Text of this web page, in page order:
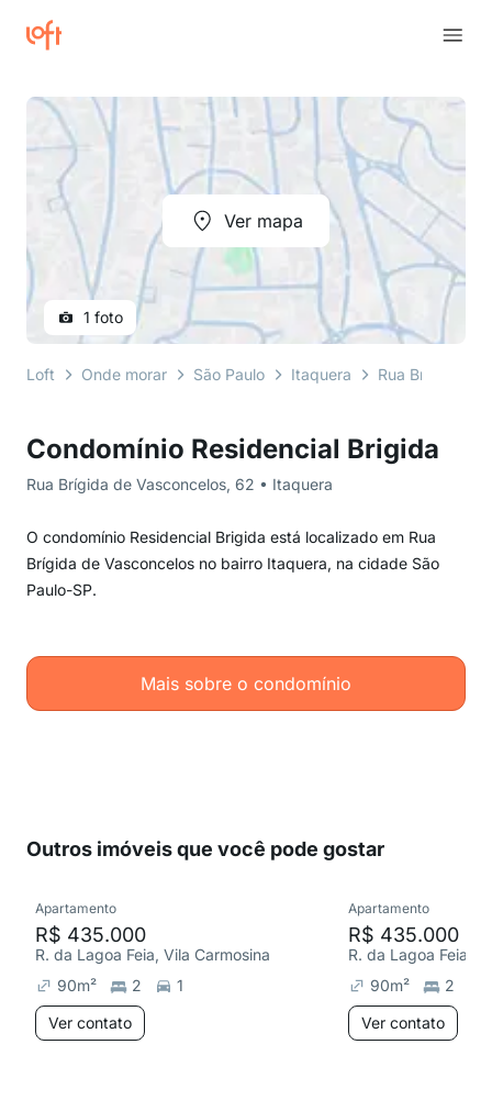
Condomínio Residencial Brigida
Rua Brígida de Vasconcelos, 62 • Itaquera
O condomínio Residencial Brigida está localizado em Rua
Brígida de Vasconcelos no bairro Itaquera, na cidade São
Paulo-SP.
Mais sobre o condomínio
Ver mapa
1 foto
Loft Onde morar São Paulo Itaquera Rua Brígida de
Outros imóveis que você pode gostar
Apartamento
R$ 435.000
R. da Lagoa Feia, Vila Carmosina
90m² 2
1
Ver contato
Apartamento
R$ 435.000
R. da Lagoa Feia,
90m² 2
Ver contato